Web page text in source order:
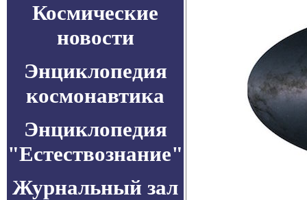
Космические
новости
Энциклопедия
космонавтика
Энциклопедия
"Естествознание"
Журнальный зал